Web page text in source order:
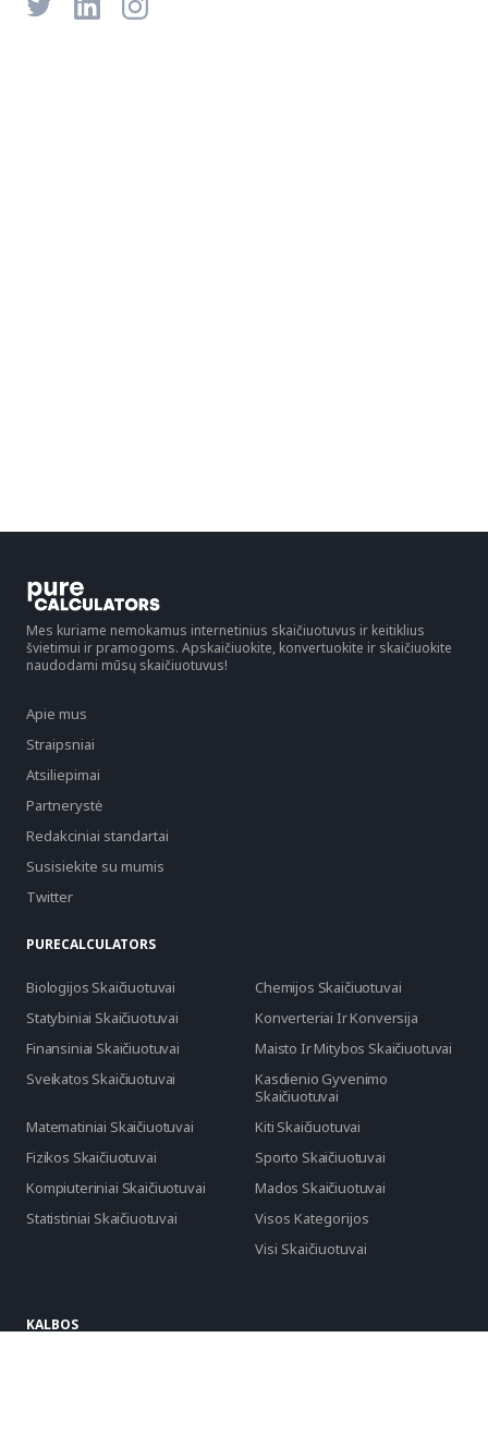
Mes kuriame nemokamus internetinius skaičiuotuvus ir keitiklius
švietimui ir pramogoms. Apskaičiuokite, konvertuokite ir skaičiuokite
naudodami mūsų skaičiuotuvus!
Apie mus
Straipsniai
Atsiliepimai
Partnerystė
Redakciniai standartai
Susisiekite su mumis
Twitter
PURECALCULATORS
Biologijos Skaičiuotuvai
Chemijos Skaičiuotuvai
Statybiniai Skaičiuotuvai
Konverteriai Ir Konversija
Finansiniai Skaičiuotuvai
Maisto Ir Mitybos Skaičiuotuvai
Sveikatos Skaičiuotuvai
Kasdienio Gyvenimo
Skaičiuotuvai
Matematiniai Skaičiuotuvai
Kiti Skaičiuotuvai
Fizikos Skaičiuotuvai
Sporto Skaičiuotuvai
Kompiuteriniai Skaičiuotuvai
Mados Skaičiuotuvai
Statistiniai Skaičiuotuvai
Visos Kategorijos
Visi Skaičiuotuvai
KALBOS